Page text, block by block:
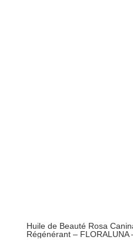
Huile de Beauté Rosa
Régénérant – FLORALUNA